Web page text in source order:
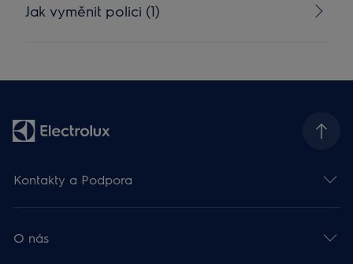
Jak vyměnit polici (1)
Kontakty a Podpora
O nás